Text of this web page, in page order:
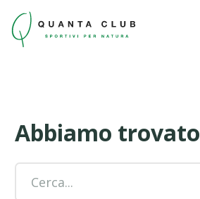
Abbiamo trovato